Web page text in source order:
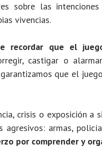
sobre las
vivencias.
recordar que el
castigar o
que el
crisis o exposición a
armas,
por comprender y